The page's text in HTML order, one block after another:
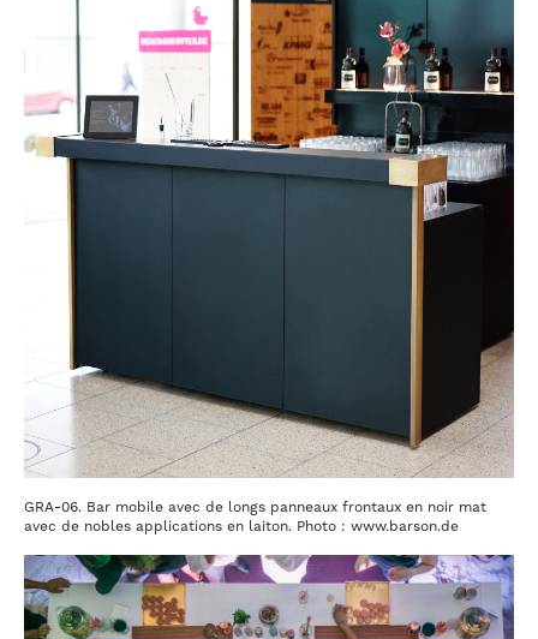
GRA-06. Bar mobile avec de longs panneaux frontaux en noir mat
avec de nobles applications en laiton. Photo : www.barson.de